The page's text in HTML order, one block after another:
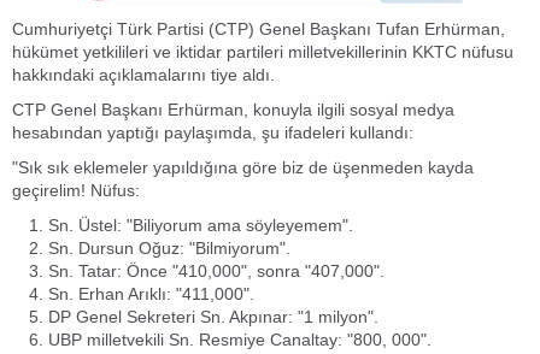
Cumhuriyetçi Türk Partisi (CTP) Genel Başkanı Tufan Erhürman,
hükümet yetkilileri ve iktidar partileri milletvekillerinin KKTC nüfusu
hakkındaki açıklamalarını tiye aldı.
CTP Genel Başkanı Erhürman, konuyla ilgili sosyal medya
hesabından yaptığı paylaşımda, şu ifadeleri kullandı:
"Sık sık eklemeler yapıldığına göre biz de üşenmeden kayda
geçirelim! Nüfus:
Sn. Üstel: "Biliyorum ama söyleyemem".
Sn. Dursun Oğuz: "Bilmiyorum".
Sn. Tatar: Önce "410,000", sonra "407,000".
Sn. Erhan Arıklı: "411,000".
DP Genel Sekreteri Sn. Akpınar: "1 milyon".
UBP milletvekili Sn. Resmiye Canaltay: "800, 000".